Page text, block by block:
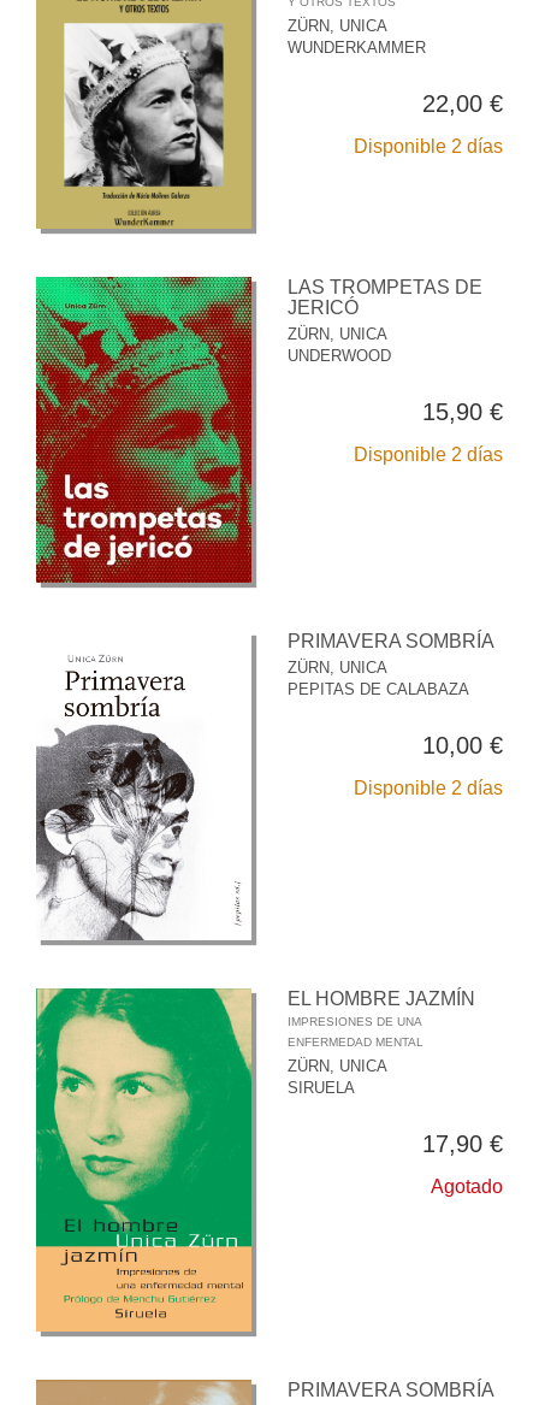
ZÜRN, UNICA
WUNDERKAMMER
22,00 €
Disponible 2 días
LAS TROMPETAS DE
JERICÓ
ZÜRN, UNICA
UNDERWOOD
15,90 €
Disponible 2 días
PRIMAVERA SOMBRÍA
ZÜRN, UNICA
PEPITAS DE CALABAZA
10,00 €
Disponible 2 días
EL HOMBRE JAZMÍN
IMPRESIONES DE UNA
ENFERMEDAD MENTAL
ZÜRN, UNICA
SIRUELA
17,90 €
Agotado
PRIMAVERA SOMBRÍA